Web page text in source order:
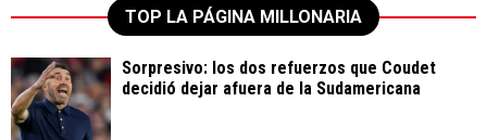
TOP LA PÁGINA MILLONARIA
Sorpresivo: los dos refuerzos que Coudet
decidió dejar afuera de la Sudamericana